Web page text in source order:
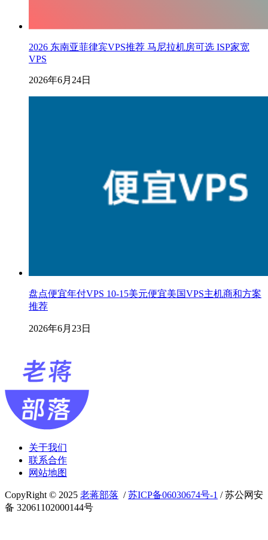
2026 东南亚菲律宾VPS推荐 马尼拉机房可选 ISP家宽
VPS
2026年6月24日
盘点便宜年付VPS 10-15美元便宜美国VPS主机商和方案
推荐
2026年6月23日
关于我们
联系合作
网站地图
CopyRight © 2025 老蒋部落 /苏ICP备06030674号-1 / 苏公网安
备 32061102000144号